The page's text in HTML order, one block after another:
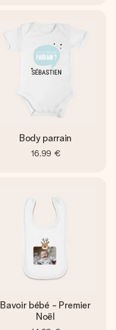
Body parrain
16,99 €
Bavoir bébé - Premier
Noël